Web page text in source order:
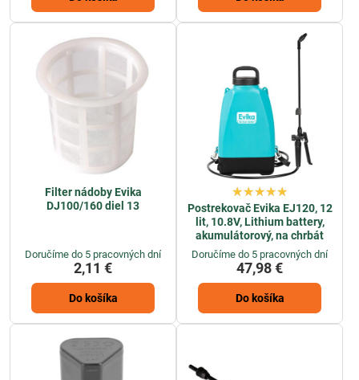
Filter nádoby Evika
DJ100/160 diel 13
Doručíme do 5 pracovných dní
2,11 €
Do košíka
Postrekovač Evika EJ120, 12
lit, 10.8V, Lithium battery,
akumulátorový, na chrbát
Doručíme do 5 pracovných dní
47,98 €
Do košíka